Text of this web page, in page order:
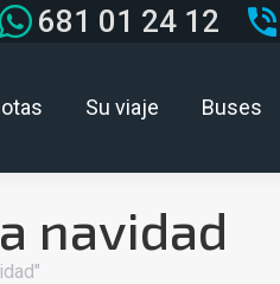
681 01 24 12
Su viaje Buses
navidad